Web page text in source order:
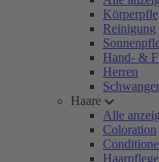
Reinigung
Hand- &
Herren
Haare
Alle
Coloration
Haarpflege